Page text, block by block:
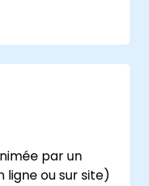
talents et de
par un
ligne ou sur site)